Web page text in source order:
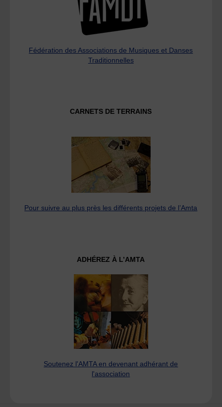
Fédération des Associations de Musiques et Danses
Traditionnelles
CARNETS DE TERRAINS
Pour suivre au plus près les différents projets de l’Amta
ADHÉREZ À L’AMTA
Soutenez l'AMTA en devenant adhérant de
l'association